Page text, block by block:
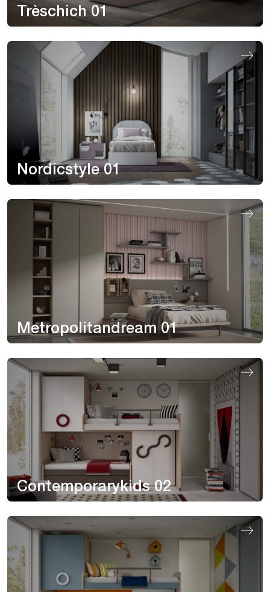
Trèschich 01
Nordicstyle 01
Metropolitandream 01
Contemporarykids 02